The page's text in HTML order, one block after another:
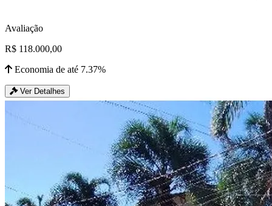
Avaliação
R$ 118.000,00
Economia de até 7.37%
Ver Detalhes